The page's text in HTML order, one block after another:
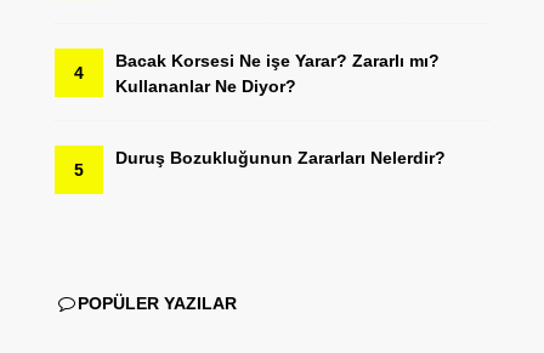
4
Bacak Korsesi Ne işe Yarar? Zararlı mı?
Kullananlar Ne Diyor?
5
Duruş Bozukluğunun Zararları Nelerdir?
POPÜLER YAZILAR